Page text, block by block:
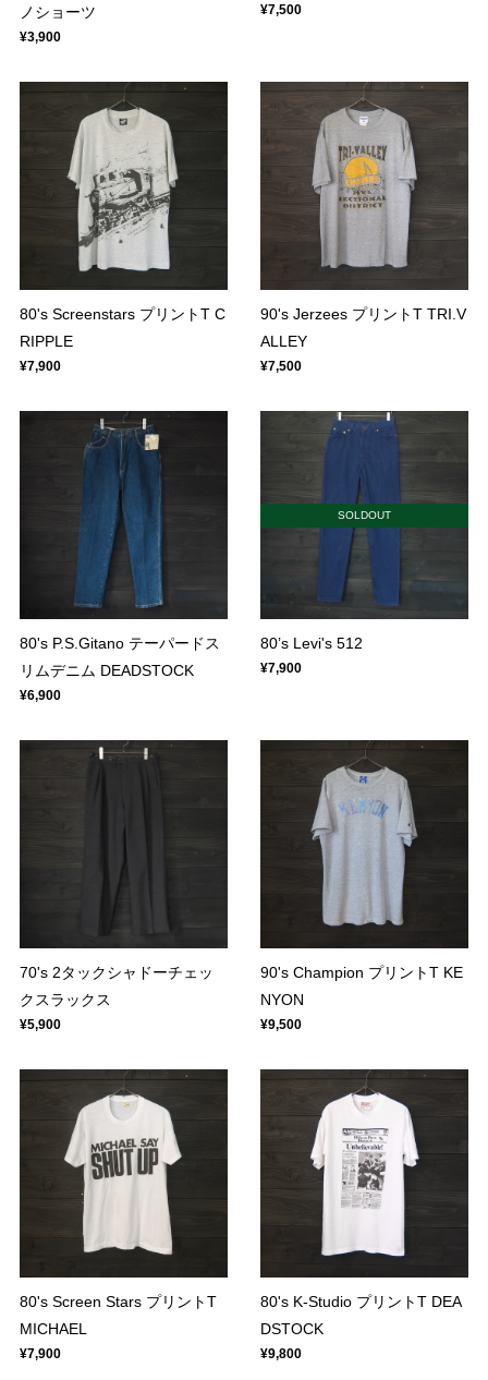
ノショーツ
¥3,900
¥7,500
80's Screenstars プリントT C
RIPPLE
¥7,900
90's Jerzees プリントT TRI.V
ALLEY
¥7,500
80's P.S.Gitano テーパードス
リムデニム DEADSTOCK
¥6,900
SOLDOUT
80’s Levi's 512
¥7,900
70's 2タックシャドーチェッ
クスラックス
¥5,900
90's Champion プリントT KE
NYON
¥9,500
80's Screen Stars プリントT
MICHAEL
¥7,900
80's K-Studio プリントT DEA
DSTOCK
¥9,800